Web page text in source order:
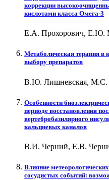
коррекции
кислотами класса Омега-3
Е.А. Прохорович, Е.Ю.
Метаболическая терапия в
выбору препаратов
В.Ю. Лишневская, М.С.
Особенности
периоде восстановления
вертебробазилярного
кальциевых каналов
В.И. Черний, Е.В.
Влияние
сосудистых событий: